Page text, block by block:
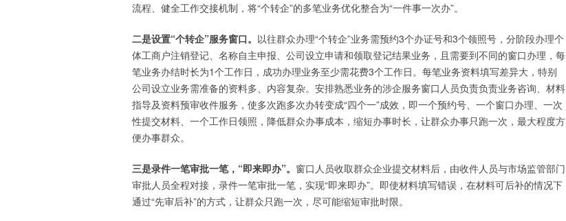
流程、健全工作交接机制，将“个转企”的多笔业务优化整合为“一件事一次办”。
二是设置“个转企”服务窗口。 以往群众办理“个转企”业务需预约3个办证号和3个领照号，分阶段办理个
体工商户注销登记、名称自主申报、公司设立申请和领取登记结果业务，且需要到不同的窗口办理，每
笔业务办结时长为1个工作日，成功办理业务至少需花费3个工作日。每笔业务资料填写差异大，特别
公司设立业务需准备的资料多、内容复杂。安排熟悉业务的涉企服务窗口人员负责负责业务咨询、材料
指导及资料预审收件服务，使多次跑多次办转变成“四个一”成效，即一个预约号、一个窗口办理、一次
性提交材料、一个工作日领照，降低群众办事成本，缩短办事时长，让群众办事只跑一次，最大程度方
便办事群众。
三是录件一笔审批一笔，“即来即办”。 窗口人员收取群众企业提交材料后，由收件人员与市场监管部门
审批人员全程对接，录件一笔审批一笔，实现“即来即办”。即使材料填写错误，在材料可后补的情况下
通过“先审后补”的方式，让群众只跑一次，尽可能缩短审批时限。